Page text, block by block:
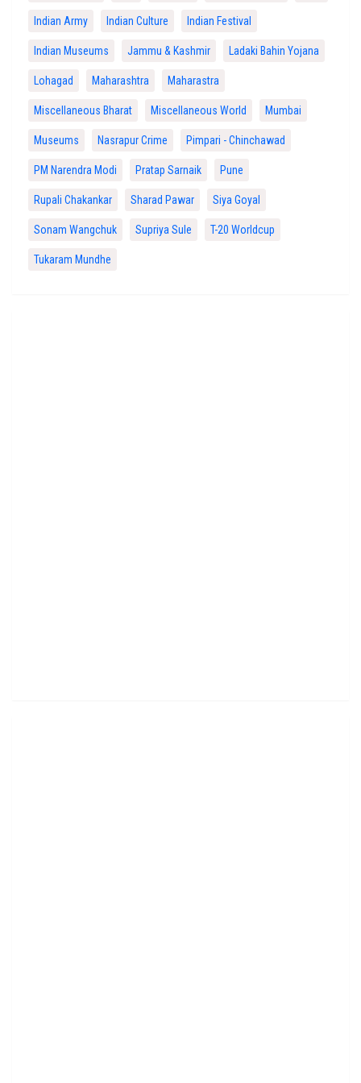
Indian Army Indian Culture Indian Festival
Indian Museums Jammu & Kashmir Ladaki Bahin Yojana
Lohagad Maharashtra Maharastra
Miscellaneous Bharat Miscellaneous World Mumbai
Museums Nasrapur Crime Pimpari - Chinchawad
PM Narendra Modi Pratap Sarnaik Pune
Rupali Chakankar Sharad Pawar Siya Goyal
Sonam Wangchuk Supriya Sule T-20 Worldcup
Tukaram Mundhe